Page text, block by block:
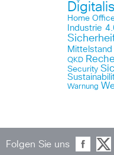
Home
Industrie
Mittelstand
QKD
Security
Warnung
Folgen Sie uns